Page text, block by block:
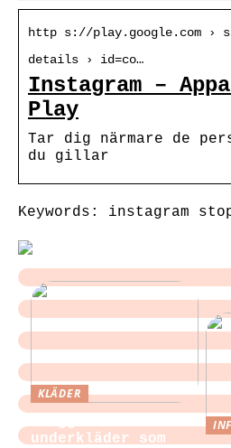
http s://play.google.com ›
details › id=co…
Instagram –
Play
Tar dig närmare de
du gillar
Keywords: instagram
KLÄDER
underkläder som